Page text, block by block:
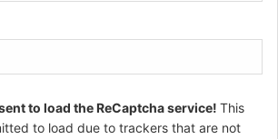
to load the ReCaptcha service! This
to load due to trackers that are not